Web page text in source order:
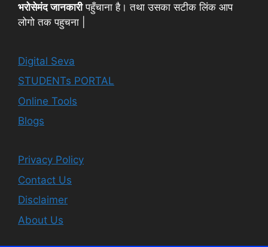
भरोसेमंद जानकारीपहुँचाना है। तथा उसका सटीक लिंक आप
लोगो तक पहुचना |
Digital Seva
STUDENTs PORTAL
Online Tools
Blogs
Privacy Policy
Contact Us
Disclaimer
About Us